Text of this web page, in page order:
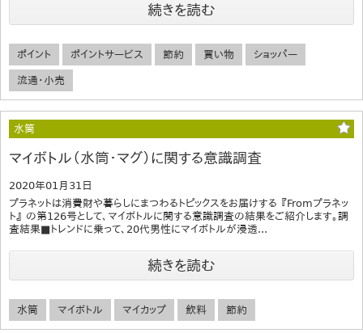
続きを読む
ポイント ポイントサービス 節約 買い物 ショッパー
流通・小売
水筒
マイボトル（水筒・マグ）に関する意識調査
2020年01月31日
プラネットは消費財や暮らしにまつわるトピックスをお届けする 『Fromプラネッ
ト』 の第126号として、マイボトルに関する意識調査の結果をご紹介します。調
査結果■トレンドに乗って、20代男性にマイボトルが浸透...
続きを読む
水筒 マイボトル マイカップ 飲料 節約